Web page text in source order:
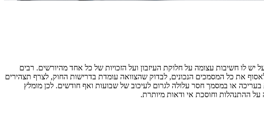
חשיבות עצומה על חלוקת העיזבון ועל הזכויות של כל אחד מהיורשים. רבים
את כל המסמכים הנכונים, לבדוק שהצוואה עומדת בדרישות החוק, לצרף תצהירים
או במסמך חסר עלולה לגרום לעיכוב של שבועות ואף חודשים. לכן מומלץ
ההתנהלות וחוסכת אי ודאות מיותרת.